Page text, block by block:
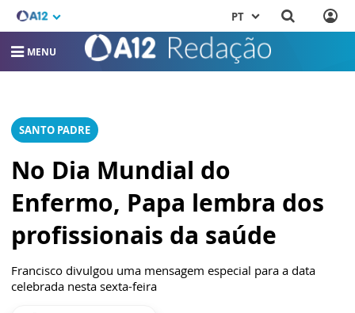
PT
MENU
SANTO PADRE
No Dia Mundial do
Enfermo, Papa lembra dos
profissionais da saúde
Francisco divulgou uma mensagem especial para a data
celebrada nesta sexta-feira